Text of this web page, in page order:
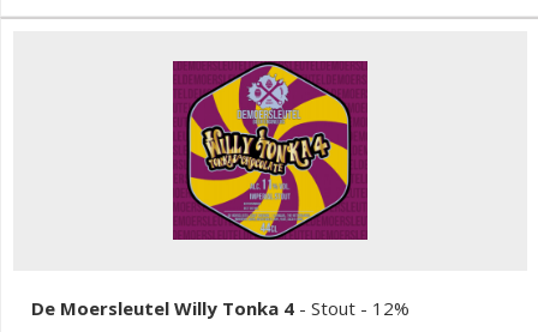
De Moersleutel Willy Tonka 4 - Stout - 12%